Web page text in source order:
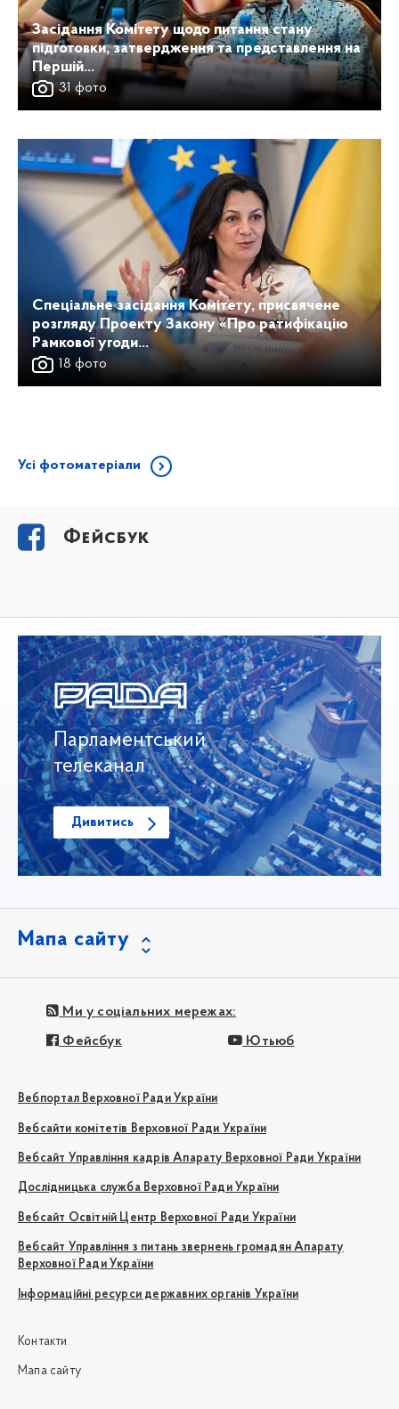
Засідання Комітету щодо питання стану
підготовки, затвердження та представлення на
Першій...
31 фото
Спеціальне засідання Комітету, присвячене
розгляду Проекту Закону «Про ратифікацію
Рамкової угоди...
18 фото
Усі фотоматеріали
Фейсбук
Парламентський
телеканал
Дивитись
Мапа сайту
Ми у соціальних мережах:
Фейсбук Ютьюб
Вебпортал Верховної Ради України
Вебсайти комітетів Верховної Ради України
Вебсайт Управління кадрів Апарату Верховної Ради України
Дослідницька служба Верховної Ради України
Вебсайт Освітній Центр Верховної Ради України
Вебсайт Управління з питань звернень громадян Апарату
Верховної Ради України
Інформаційні ресурси державних органів України
Контакти
Мапа сайту